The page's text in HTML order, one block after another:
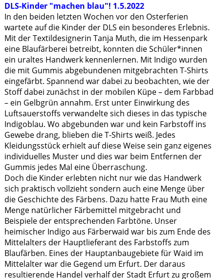
DLS-Kinder "machen blau"! 1.5.2022
In den beiden letzten Wochen vor den Osterferien
wartete auf die Kinder der DLS ein besonderes Erlebnis.
Mit der Textildesignerin Tanja Muth, die im Hessenpark
eine Blaufärberei betreibt, konnten die Schüler*innen
ein uraltes Handwerk kennenlernen. Mit Indigo wurden
die mit Gummis abgebundenen mitgebrachten T-Shirts
eingefärbt. Spannend war dabei zu beobachten, wie der
Stoff dabei zunächst in der mobilen Küpe – dem Farbbad
– ein Gelbgrün annahm. Erst unter Einwirkung des
Luftsauerstoffs verwandelte sich dieses in das typische
Indigoblau. Wo abgebunden war und kein Farbstoff ins
Gewebe drang, blieben die T-Shirts weiß. Jedes
Kleidungsstück erhielt auf diese Weise sein ganz eigenes
individuelles Muster und dies war beim Entfernen der
Gummis jedes Mal eine Überraschung.
Doch die Kinder erlebten nicht nur wie das Handwerk
sich praktisch vollzieht sondern auch eine Menge über
die Geschichte des Färbens. Dazu hatte Frau Muth eine
Menge natürlicher Färbemittel mitgebracht und
Beispiele der entsprechenden Farbtöne. Unser
heimischer Indigo aus Färberwaid war bis zum Ende des
Mittelalters der Hauptlieferant des Farbstoffs zum
Blaufärben. Eines der Hauptanbaugebiete für Waid im
Mittelalter war die Gegend um Erfurt. Der daraus
resultierende Handel verhalf der Stadt Erfurt zu großem